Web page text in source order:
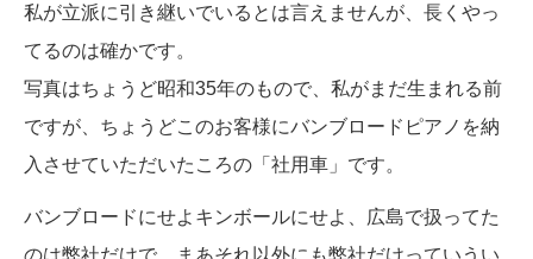
私が立派に引き継いでいるとは言えませんが、長くやっ
てるのは確かです。
写真はちょうど昭和35年のもので、私がまだ生まれる前
ですが、ちょうどこのお客様にバンブロードピアノを納
入させていただいたころの「社用車」です。
バンブロードにせよキンボールにせよ、広島で扱ってた
のは弊社だけで、まあそれ以外にも弊社だけっていうい